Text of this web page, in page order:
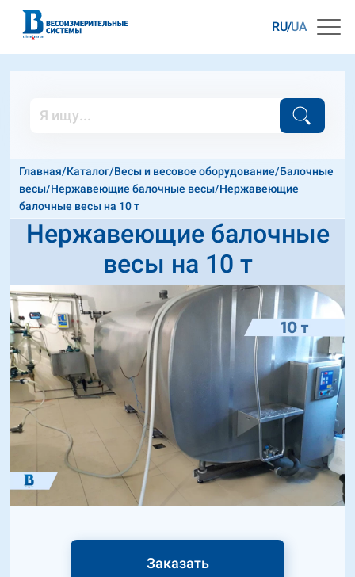
RU UA
Главная/Каталог/Весы и весовое оборудование/Балочные
весы/Нержавеющие балочные весы/Нержавеющие
балочные весы на 10 т
Нержавеющие балочные
весы на 10 т
Заказать